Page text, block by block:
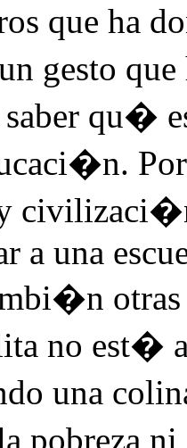
que ha
gesto
saber qu�
a una
no
una
pobreza